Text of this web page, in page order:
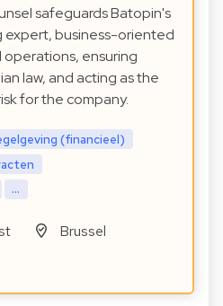
safeguards Batopin's
expert, business-oriented
operations, ensuring
law, and acting as the
for the company.
(financieel)
...
Brussel